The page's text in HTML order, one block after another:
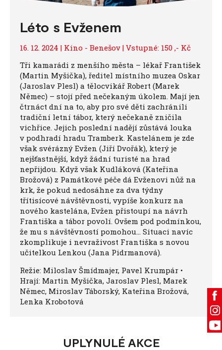
Léto s Evženem
16. 12. 2024 | Kino - Benešov | Vstupné: 150 ,- Kč
Tři kamarádi z menšího města – lékař František
(Martin Myšička), ředitel místního muzea Oskar
(Jaroslav Plesl) a tělocvikář Robert (Marek
Němec) – stojí před nečekaným úkolem. Mají jen
čtrnáct dní na to, aby pro své děti zachránili
tradiční letní tábor, který nečekaně zničila
vichřice. Jejich poslední nadějí zůstává louka
v podhradí hradu Tramberk. Kastelánem je zde
však svérázný Evžen (Jiří Dvořák), který je
nejšťastnější, když žádní turisté na hrad
nepřijdou. Když však Kudláková (Kateřina
Brožová) z Památkové péče dá Evženovi nůž na
krk, že pokud nedosáhne za dva týdny
třítisícové návštěvnosti, vypíše konkurz na
nového kastelána, Evžen přistoupí na návrh
Františka a tábor povolí. Ovšem pod podmínkou,
že mu s návštěvností pomohou… Situaci navíc
zkomplikuje i nevraživost Františka s novou
učitelkou Lenkou (Jana Pidrmanová).
Režie: Miloslav Šmídmajer, Pavel Krumpár •
Hrají: Martin Myšička, Jaroslav Plesl, Marek
Němec, Miroslav Táborský, Kateřina Brožová,
Lenka Krobotová
UPLYNULÉ AKCE